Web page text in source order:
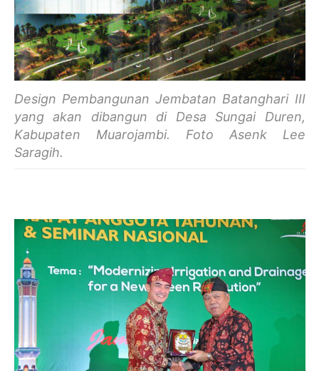
Design Pembangunan Jembatan Batanghari III
yang akan dibangun di Desa Sungai Duren,
Kabupaten Muarojambi. Foto Asenk Lee
Saragih.